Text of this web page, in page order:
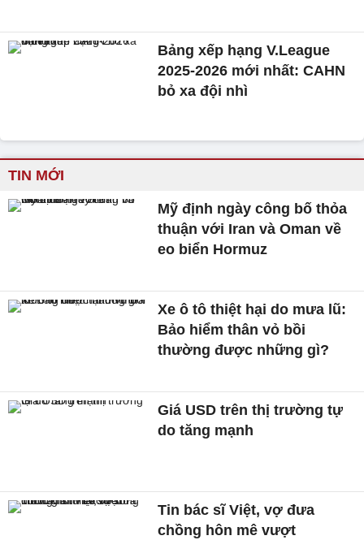
Bảng xếp hạng V.League
2025-2026 mới nhất: CAHN
bỏ xa đội nhì
TIN MỚI
Mỹ định ngày công bố thỏa
thuận với Iran và Oman về
eo biển Hormuz
Xe ô tô thiệt hại do mưa lũ:
Bảo hiểm thân vỏ bồi
thường được những gì?
Giá USD trên thị trường tự
do tăng mạnh
Tin bác sĩ Việt, vợ đưa
chồng hôn mê vượt